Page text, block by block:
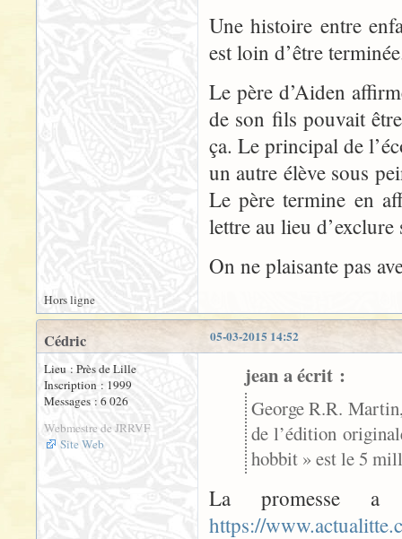
Une histoire entre
est loin d’être
Le père d’Aiden
de son fils pouvait
ça. Le principal de
un autre élève sous
Le père termine en
lettre au lieu
On ne plaisante pas
Hors ligne
05-03-2015 14:52
Cédric
Lieu : Près de Lille
Inscription : 1999
Messages : 6 026
Webmestre de JRRVF
Site Web
jean a écrit :
George R.R.
de l’édition
hobbit » est le 5
La promesse
https://